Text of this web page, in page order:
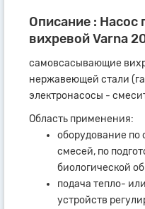
Описание : Насос
вихревой Varna
самовсасывающие
нержавеющей стали
электронасосы -
Область применения:
оборудование по
смесей, по
биологической
подача тепло-
устройств